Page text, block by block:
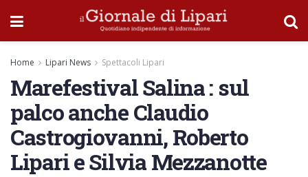
Home Lipari News Spettacoli Lipari
Marefestival Salina : sul
palco anche Claudio
Castrogiovanni, Roberto
Lipari e Silvia Mezzanotte